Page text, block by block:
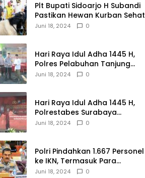
Plt Bupati Sidoarjo H Subandi
Pastikan Hewan Kurban Sehat
dan Aman
Juni 18, 2024 0
Hari Raya Idul Adha 1445 H,
Polres Pelabuhan Tanjung
Perak Salurkan 49 Hewan
Juni 18, 2024 0
Hari Raya Idul Adha 1445 H,
Polrestabes Surabaya
Menerima dan Menyalurkan
Juni 18, 2024 0
Polri Pindahkan 1.667 Personel
ke IKN, Termasuk Para
Jenderal.
Juni 18, 2024 0